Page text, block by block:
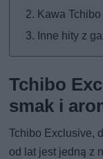
Kawa
Inne hity z
Tchibo
smak i
Tchibo Exclusive,
od lat jest jedną z